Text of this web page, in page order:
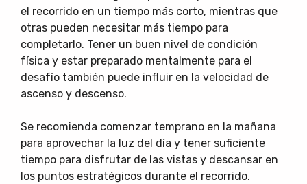
el recorrido en un tiempo más corto, mientras que
otras pueden necesitar más tiempo para
completarlo. Tener un buen nivel de condición
física y estar preparado mentalmente para el
desafío también puede influir en la velocidad de
ascenso y descenso.
Se recomienda comenzar temprano en la mañana
para aprovechar la luz del día y tener suficiente
tiempo para disfrutar de las vistas y descansar en
los puntos estratégicos durante el recorrido.